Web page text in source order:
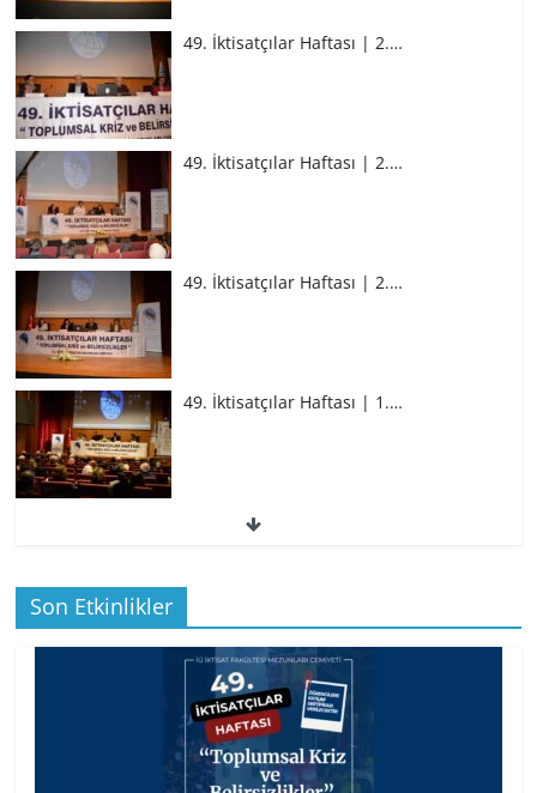
49. İktisatçılar Haftası | 2.…
49. İktisatçılar Haftası | 2.…
49. İktisatçılar Haftası | 2.…
49. İktisatçılar Haftası | 1.…
49. İktisatçılar Haftası | 1.…
BİZ İKTİSATLILAR: İÇİMİZDEN BİRİ PROF.
…
Son Etkinlikler